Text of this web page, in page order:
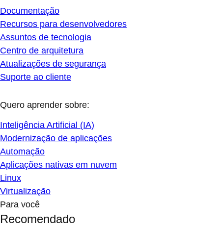
Documentação
Recursos para desenvolvedores
Assuntos de tecnologia
Centro de arquitetura
Atualizações de segurança
Suporte ao cliente
Quero aprender sobre:
Inteligência Artificial (IA)
Modernização de aplicações
Automação
Aplicações nativas em nuvem
Linux
Virtualização
Para você
Recomendado